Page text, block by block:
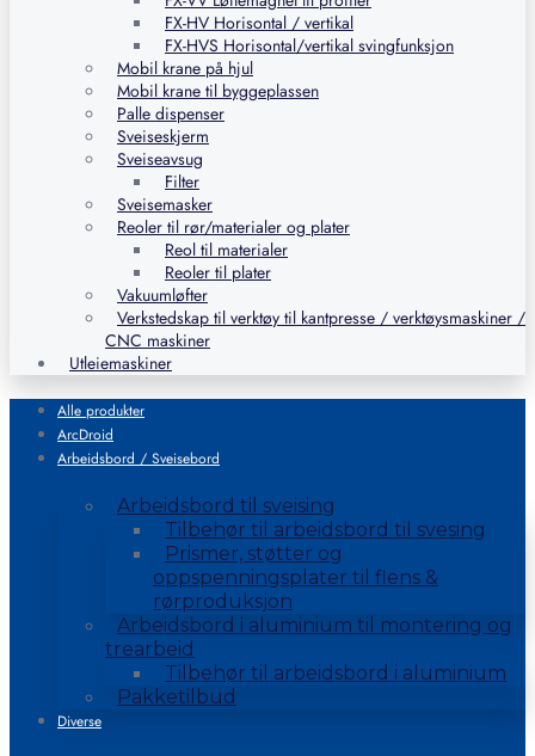
FX-HV Horisontal / vertikal
FX-HVS Horisontal/vertikal svingfunksjon
Mobil krane på hjul
Mobil krane til byggeplassen
Palle dispenser
Sveiseskjerm
Sveiseavsug
Filter
Sveisemasker
Reoler til rør/materialer og plater
Reol til materialer
Reoler til plater
Vakuumløfter
Verkstedskap til verktøy til kantpresse / verktøysmaskiner /
CNC maskiner
Utleiemaskiner
Alle produkter
ArcDroid
Arbeidsbord / Sveisebord
Arbeidsbord til sveising
Tilbehør til arbeidsbord til svesing
Prismer, støtter og
oppspenningsplater til flens &
rørproduksjon
Arbeidsbord i aluminium til montering og
trearbeid
Tilbehør til arbeidsbord i aluminium
Pakketilbud
Diverse